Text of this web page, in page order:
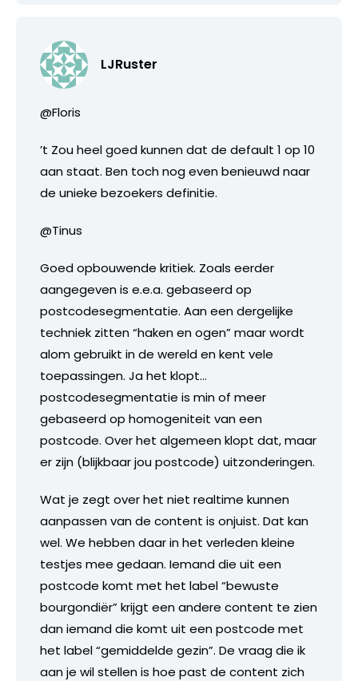
LJRuster
@Floris
’t Zou heel goed kunnen dat de default 1 op 10
aan staat. Ben toch nog even benieuwd naar
de unieke bezoekers definitie.
@Tinus
Goed opbouwende kritiek. Zoals eerder
aangegeven is e.e.a. gebaseerd op
postcodesegmentatie. Aan een dergelijke
techniek zitten “haken en ogen” maar wordt
alom gebruikt in de wereld en kent vele
toepassingen. Ja het klopt…
postcodesegmentatie is min of meer
gebaseerd op homogeniteit van een
postcode. Over het algemeen klopt dat, maar
er zijn (blijkbaar jou postcode) uitzonderingen.
Wat je zegt over het niet realtime kunnen
aanpassen van de content is onjuist. Dat kan
wel. We hebben daar in het verleden kleine
testjes mee gedaan. Iemand die uit een
postcode komt met het label “bewuste
bourgondiër” krijgt een andere content te zien
dan iemand die komt uit een postcode met
het label “gemiddelde gezin”. De vraag die ik
aan je wil stellen is hoe past de content zich